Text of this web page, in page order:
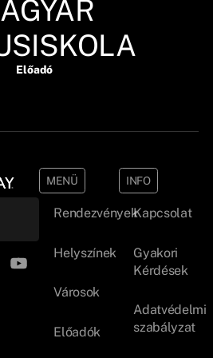
Előadó
MENÜ
Rendezvények
Helyszínek
Városok
Előadók
INFO
Kapcsolat
Gyakori
Kérdések
Adatvédelmi
szabályzat